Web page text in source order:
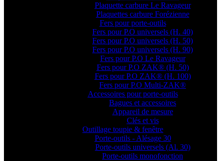
Plaquette carbure Le Ravageur
Plaquettes carbure Forézienne
Fers pour porte-outils
Fers pour P.O universels (H. 40)
Fers pour P.O universels (H. 50)
Fers pour P.O universels (H. 90)
Fers pour P.O Le Ravageur
Fers pour P.O ZAK® (H. 50)
Fers pour P.O ZAK® (H. 100)
Fers pour P.O Multi-ZAK®
Accessoires pour porte-outils
Bagues et accessoires
Appareil de mesure
Clés et vis
Outillage toupie & fenêtre
Porte-outils - Alésage 30
Porte-outils universels (Al. 30)
Porte-outils monofonction